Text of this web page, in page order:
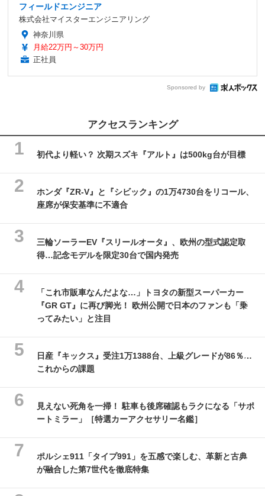
フィールドエンジニア
株式会社マイスターエンジニアリング
神奈川県
月給22万円～30万円
正社員
Sponsored by
アクセスランキング
初代より軽い？ 次期スズキ『アルト』は500kg台が目標
ホンダ『ZR-V』と『シビック』の1万4730台をリコール、
座席が保安基準に不適合
三輪ソーラーEV『スリールオータ』、欧州の型式認定取
得…記念モデルを限定30台で国内発売
「これ市販車なんだよな…」トヨタの新型スーパーカー
『GR GT』に再び脚光！ 欧州公開で日本のファンも「乗
ってみたい」と注目
日産『キックス』受注1万1388台、上級グレードが86％…
これからの課題
見えない死角を一掃！ 駐車も後席確認もラクになる「サポ
ートミラー」［特選カーアクセサリー名鑑］
ポルシェ911「タイプ991」を五感で楽しむ、革新と古典
が融合した第7世代を徹底特集